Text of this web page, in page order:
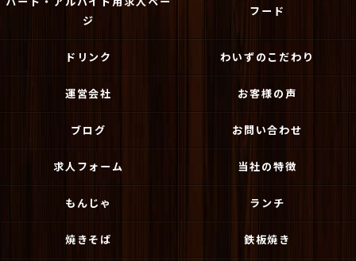
ジ
フード
ドリンク わいずのこだわり
運営会社 お客様の声
ブログ お問い合わせ
求人フォーム 当社の特徴
もんじゃ ランチ
焼きそば 鉄板焼き